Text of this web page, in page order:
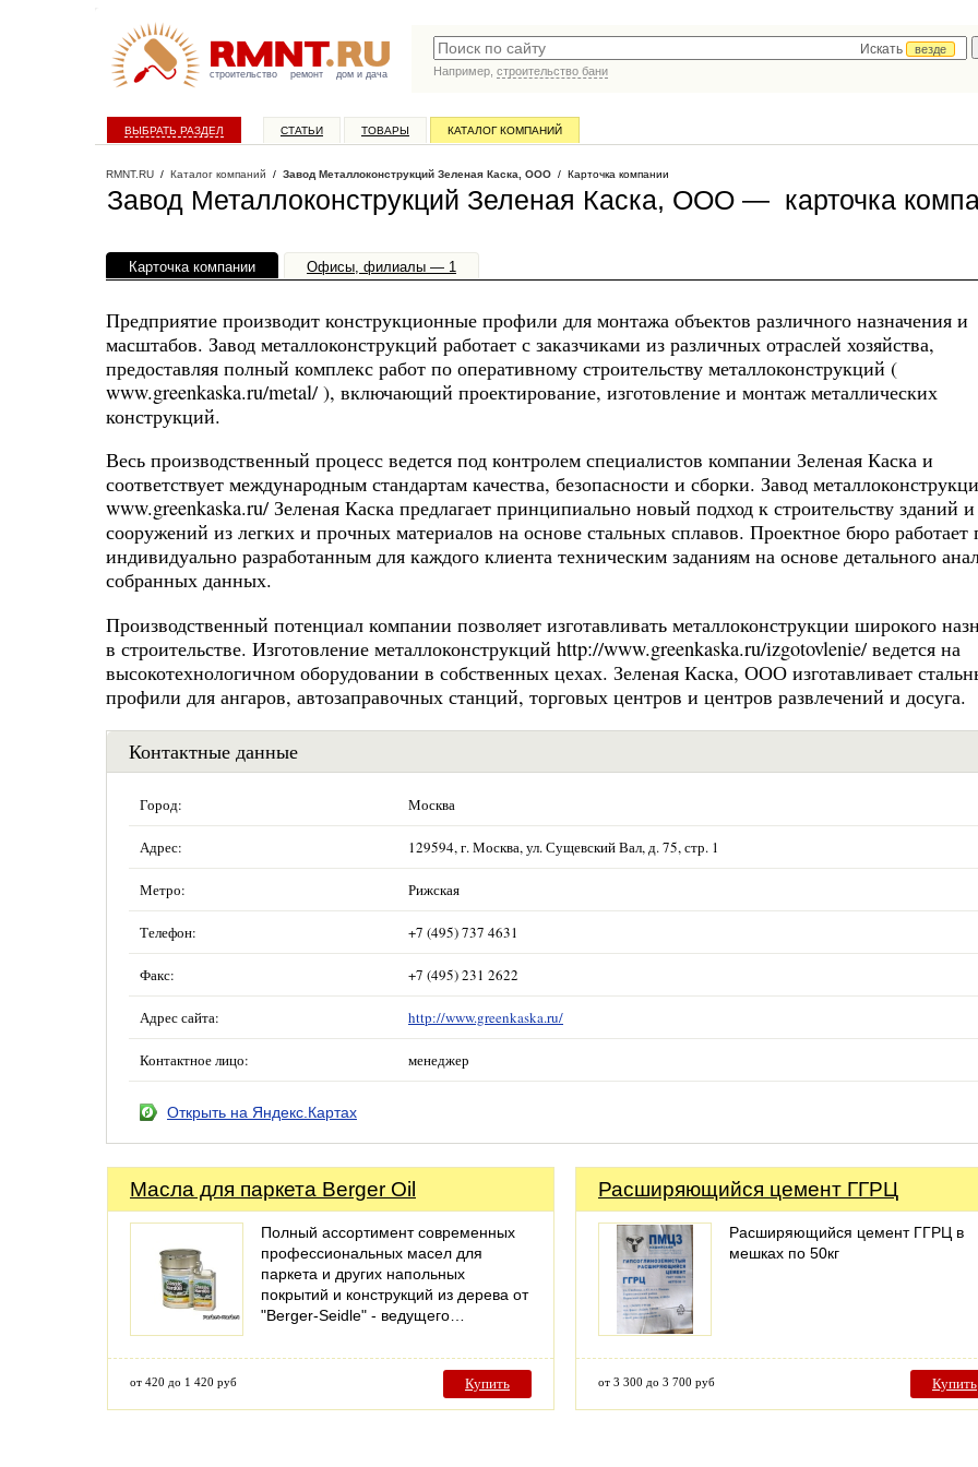
строительство ремонт дом и дача
Искать
везде
Например, строительство бани
ВЫБРАТЬ РАЗДЕЛ СТАТЬИ ТОВАРЫ КАТАЛОГ КОМПАНИЙ
RMNT.RU / Каталог компаний / Завод Металлоконструкций Зеленая Каска, ООО / Карточка компании
Завод Металлоконструкций Зеленая Каска, ООО — карточка
Карточка компании Офисы, филиалы — 1
Предприятие производит конструкционные профили для монтажа объектов различного назначения и
масштабов. Завод металлоконструкций работает с заказчиками из различных отраслей хозяйства,
предоставляя полный комплекс работ по оперативному строительству металлоконструкций (
www.greenkaska.ru/metal/ ), включающий проектирование, изготовление и монтаж металлических
конструкций.
Весь производственный процесс ведется под контролем специалистов компании Зеленая Каска и
соответствует международным стандартам качества, безопасности и сборки. Завод
www.greenkaska.ru/ Зеленая Каска предлагает принципиально новый подход к строительству зданий и
сооружений из легких и прочных материалов на основе стальных сплавов. Проектное бюро работает
индивидуально разработанным для каждого клиента техническим заданиям на основе детального
собранных данных.
Производственный потенциал компании позволяет изготавливать металлоконструкции широкого
в строительстве. Изготовление металлоконструкций http://www.greenkaska.ru/izgotovlenie/ ведется на
высокотехнологичном оборудовании в собственных цехах. Зеленая Каска, ООО изготавливает
профили для ангаров, автозаправочных станций, торговых центров и центров развлечений и досуга.
Контактные данные
Город: Москва
Адрес: 129594, г. Москва, ул. Сущевский Вал, д. 75, стр. 1
Метро: Рижская
Телефон: +7 (495) 737 4631
Факс: +7 (495) 231 2622
Адрес сайта: http://www.greenkaska.ru/
Контактное лицо: менеджер
Открыть на Яндекс.Картах
Масла для паркета Berger Oil
Полный ассортимент современных
профессиональных масел для
паркета и других напольных
покрытий и конструкций из дерева от
"Berger-Seidle" - ведущего…
от 420 до 1 420 руб Купить
Расширяющийся цемент ГГРЦ
Расширяющийся цемент ГГРЦ в
мешках по 50кг
от 3 300 до 3 700 руб Купить